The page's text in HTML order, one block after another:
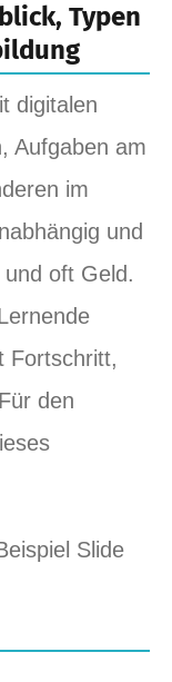
Typen
digitalen
Aufgaben am
im
und
oft Geld.
Fortschritt,
den